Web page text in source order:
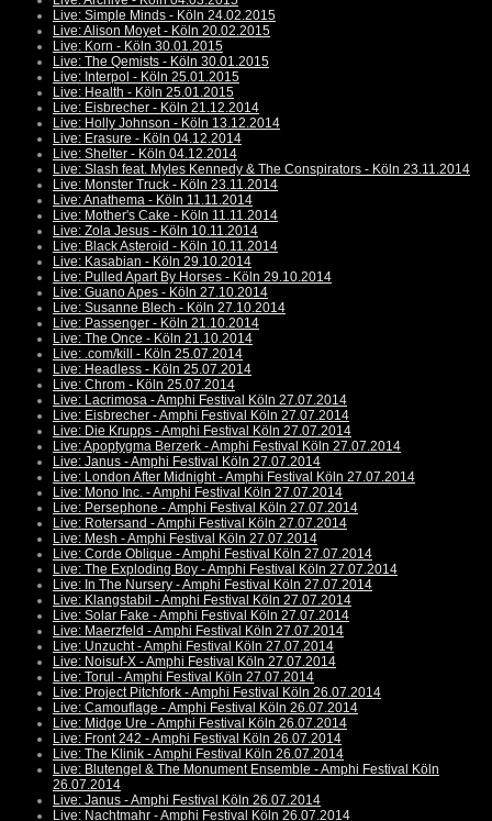
Live: Simple Minds - Köln 24.02.2015
Live: Alison Moyet - Köln 20.02.2015
Live: Korn - Köln 30.01.2015
Live: The Qemists - Köln 30.01.2015
Live: Interpol - Köln 25.01.2015
Live: Health - Köln 25.01.2015
Live: Eisbrecher - Köln 21.12.2014
Live: Holly Johnson - Köln 13.12.2014
Live: Erasure - Köln 04.12.2014
Live: Shelter - Köln 04.12.2014
Live: Slash feat. Myles Kennedy & The Conspirators - Köln 23.11.2014
Live: Monster Truck - Köln 23.11.2014
Live: Anathema - Köln 11.11.2014
Live: Mother's Cake - Köln 11.11.2014
Live: Zola Jesus - Köln 10.11.2014
Live: Black Asteroid - Köln 10.11.2014
Live: Kasabian - Köln 29.10.2014
Live: Pulled Apart By Horses - Köln 29.10.2014
Live: Guano Apes - Köln 27.10.2014
Live: Susanne Blech - Köln 27.10.2014
Live: Passenger - Köln 21.10.2014
Live: The Once - Köln 21.10.2014
Live: .com/kill - Köln 25.07.2014
Live: Headless - Köln 25.07.2014
Live: Chrom - Köln 25.07.2014
Live: Lacrimosa - Amphi Festival Köln 27.07.2014
Live: Eisbrecher - Amphi Festival Köln 27.07.2014
Live: Die Krupps - Amphi Festival Köln 27.07.2014
Live: Apoptygma Berzerk - Amphi Festival Köln 27.07.2014
Live: Janus - Amphi Festival Köln 27.07.2014
Live: London After Midnight - Amphi Festival Köln 27.07.2014
Live: Mono Inc. - Amphi Festival Köln 27.07.2014
Live: Persephone - Amphi Festival Köln 27.07.2014
Live: Rotersand - Amphi Festival Köln 27.07.2014
Live: Mesh - Amphi Festival Köln 27.07.2014
Live: Corde Oblique - Amphi Festival Köln 27.07.2014
Live: The Exploding Boy - Amphi Festival Köln 27.07.2014
Live: In The Nursery - Amphi Festival Köln 27.07.2014
Live: Klangstabil - Amphi Festival Köln 27.07.2014
Live: Solar Fake - Amphi Festival Köln 27.07.2014
Live: Maerzfeld - Amphi Festival Köln 27.07.2014
Live: Unzucht - Amphi Festival Köln 27.07.2014
Live: Noisuf-X - Amphi Festival Köln 27.07.2014
Live: Torul - Amphi Festival Köln 27.07.2014
Live: Project Pitchfork - Amphi Festival Köln 26.07.2014
Live: Camouflage - Amphi Festival Köln 26.07.2014
Live: Midge Ure - Amphi Festival Köln 26.07.2014
Live: Front 242 - Amphi Festival Köln 26.07.2014
Live: The Klinik - Amphi Festival Köln 26.07.2014
Live: Blutengel & The Monument Ensemble - Amphi Festival Köln
26.07.2014
Live: Janus - Amphi Festival Köln 26.07.2014
Live: Nachtmahr - Amphi Festival Köln 26.07.2014